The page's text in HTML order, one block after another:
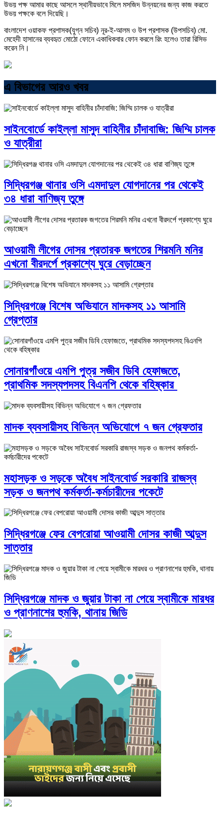
উভয় পক্ষ আমার কাছে আসলে স্থানীয়ভাবে মিলে মসজিদ উন্নয়নের জন্য কাজ করতে
উভয় পক্ষকে বলে দিয়েছি।
বাংলাদেশ ওয়াকফ প্রশাসক(যুগ্ন সচিব) নূর-ই-আলম ও উপ প্রশাসক (উপসচিব) মো.
মেহেদী হাসানের ব্যবহৃত মোঠো ফোনে একাধিকবার ফোন করলে রিং হলেও তারা রিসিভ
করেন নি।
এ বিভাগের আরও খবর
সাইনবোর্ডে কাইল্লা মাসুদ বাহিনীর চাঁদাবাজি: জিম্মি চালক
ও যাত্রীরা
সিদ্ধিরগঞ্জ থানার ওসি এমদাদুল যোগদানের পর থেকেই
৩৪ ধারা বাণিজ্য তুঙ্গে
আওয়ামী লীগের দোসর প্রতারক জগতের শিরমনি মনির
এখনো বীরদর্পে প্রকাশ্যে ঘুরে বেড়াচ্ছেন
সিদ্ধিরগঞ্জে বিশেষ অভিযানে মাদকসহ ১১ আসামি
গ্রেপ্তার
সোনারগাঁওয়ে এমপি পুত্র সজীব ডিবি হেফাজতে,
প্রাথমিক সদস্যপদসহ বিএনপি থেকে বহিষ্কার
মাদক ব্যবসায়ীসহ বিভিন্ন অভিযোগে ৭ জন গ্রেফতার
মহাসড়ক ও সড়কে অবৈধ সাইনবোর্ড সরকারি রাজস্ব
সড়ক ও জনপথ কর্মকর্তা-কর্মচারীদের পকেটে
সিদ্ধিরগঞ্জে ফের বেপরোয়া আওয়ামী দোসর কাজী আব্দুস
সাত্তার
সিদ্ধিরগঞ্জে মাদক ও জুয়ার টাকা না পেয়ে স্বামীকে মারধর
ও প্রাণনাশের হুমকি, থানায় জিডি